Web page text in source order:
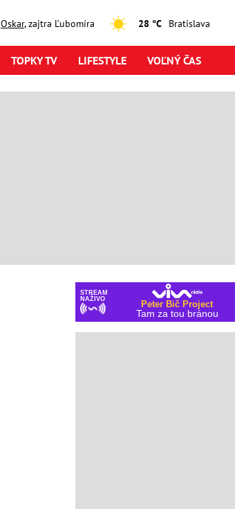
Oskar, zajtra Ľubomíra 28 °C
TOPKY TV LIFESTYLE VOĽNÝ ČAS
STREAM
NAŽIVO
Peter Bič Project
Tam za tou bránou